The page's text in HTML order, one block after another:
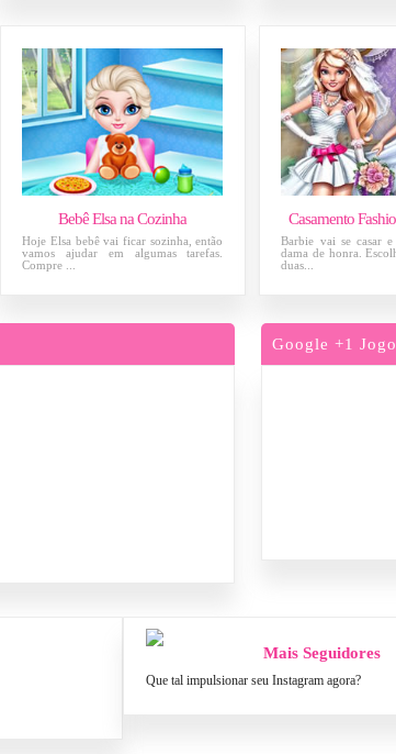
Bebê Elsa na Cozinha
Hoje Elsa bebê vai ficar sozinha, então
vamos ajudar em algumas tarefas.
Compre ...
Casamento
Barbie vai se casar e
dama de honra.
duas...
Google +1
Mais Seguidores
Que tal impulsionar seu Instagram agora?